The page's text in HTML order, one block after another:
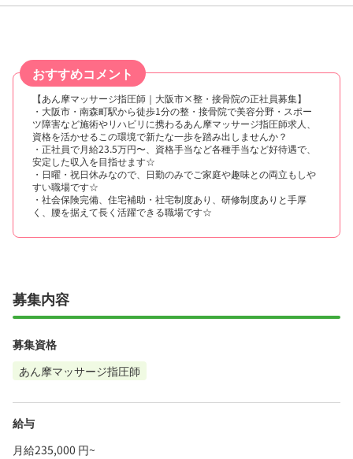
おすすめコメント
【あん摩マッサージ指圧師｜大阪市×整・接骨院の正社員募集】
・大阪市・南森町駅から徒歩1分の整・接骨院で美容分野・スポー
ツ障害など施術やリハビリに携わるあん摩マッサージ指圧師求人、
資格を活かせるこの環境で新たな一歩を踏み出しませんか？
・正社員で月給23.5万円〜、資格手当など各種手当など好待遇で、
安定した収入を目指せます☆
・日曜・祝日休みなので、日勤のみでご家庭や趣味との両立もしや
すい職場です☆
・社会保険完備、住宅補助・社宅制度あり、研修制度ありと手厚
く、腰を据えて長く活躍できる職場です☆
募集内容
募集資格
あん摩マッサージ指圧師
給与
月給235,000 円~